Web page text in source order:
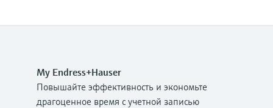
My Endress+Hauser
Повышайте эффективность и экономьте
драгоценное время с учетной записью